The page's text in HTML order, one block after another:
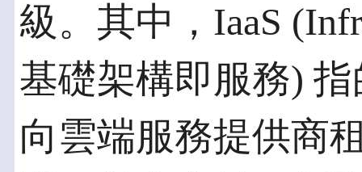
級。其中，IaaS
基礎架構即服務)
向雲端服務提供商